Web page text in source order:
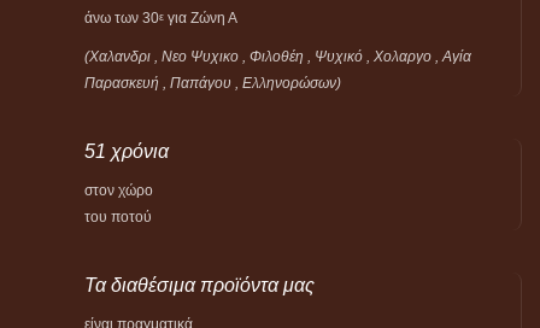
άνω των 30ε για Ζώνη Α
(Χαλανδρι , Νεο Ψυχικο , Φιλοθέη , Ψυχικό , Χολαργο , Αγία
Παρασκευή , Παπάγου , Ελληνορώσων)
51 χρόνια
στον χώρο
του ποτού
Τα διαθέσιμα προϊόντα μας
είναι πραγματικά